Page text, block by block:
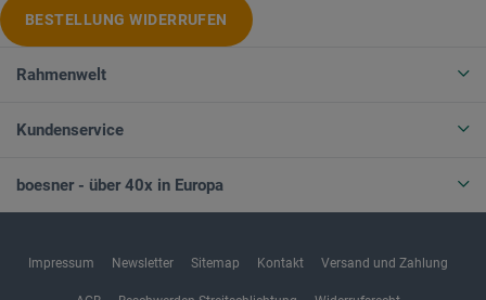
BESTELLUNG WIDERRUFEN
Rahmenwelt
Kundenservice
boesner - über 40x in Europa
Impressum Newsletter Sitemap Kontakt Versand und Zahlung